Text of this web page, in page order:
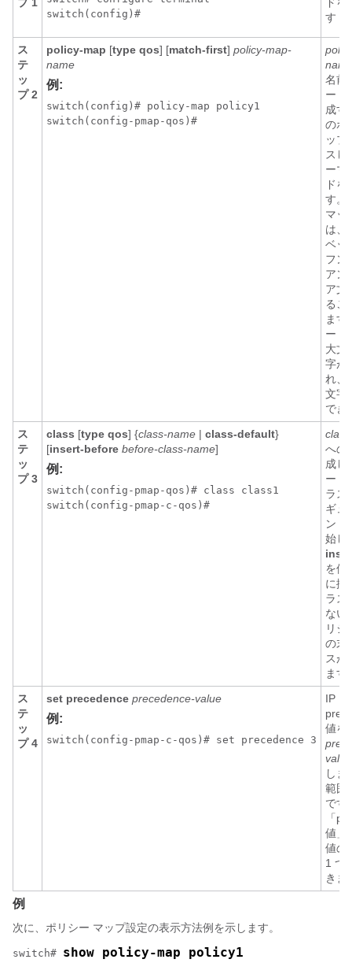
switch(config)#
す
ス
テ
ッ
プ 2
policy-map [type qos] [match-first] policy-map-
name
例:
switch(config)# policy-map policy1
switch(config-pmap-qos)#
名前
ー
成す
のポ
ップ
スし
ーマ
ド
す。
マッ
は、
ベッ
フン
アン
ア文
るこ
ます
ー
大文
字が
れ、
文字
でき
ス
テ
ッ
プ 3
class [type qos] {class-name | class-default}
[insert-before before-class-name]
例:
switch(config-pmap-qos)# class class1
switch(config-pmap-c-qos)#
への
成し
ー
ラス
ギュ
ン
始し
を使
に挿
ラス
ない
リシ
の末
スが
ます
ス
テ
ッ
プ 4
set precedence precedence-value
例:
switch(config-pmap-c-qos)# set precedence 3
IP
値を
value
しま
範囲
です
「
値」
値の
1 つ
きま
例
次に、ポリシー マップ設定の表示方法例を示します。
switch# show policy-map policy1